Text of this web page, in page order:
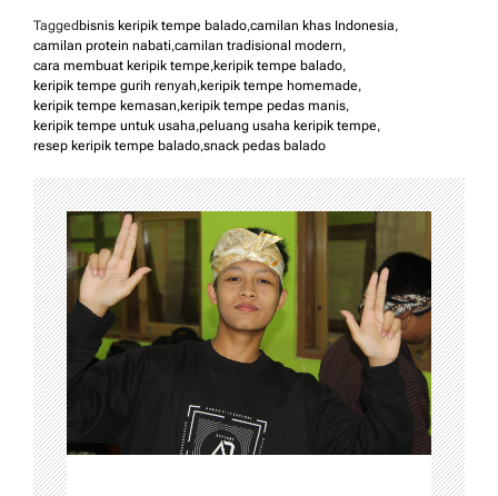
Tagged bisnis keripik tempe balado,camilan khas Indonesia,
camilan protein nabati,camilan tradisional modern,
cara membuat keripik tempe,keripik tempe balado,
keripik tempe gurih renyah,keripik tempe homemade,
keripik tempe kemasan,keripik tempe pedas manis,
keripik tempe untuk usaha,peluang usaha keripik tempe,
resep keripik tempe balado,snack pedas balado